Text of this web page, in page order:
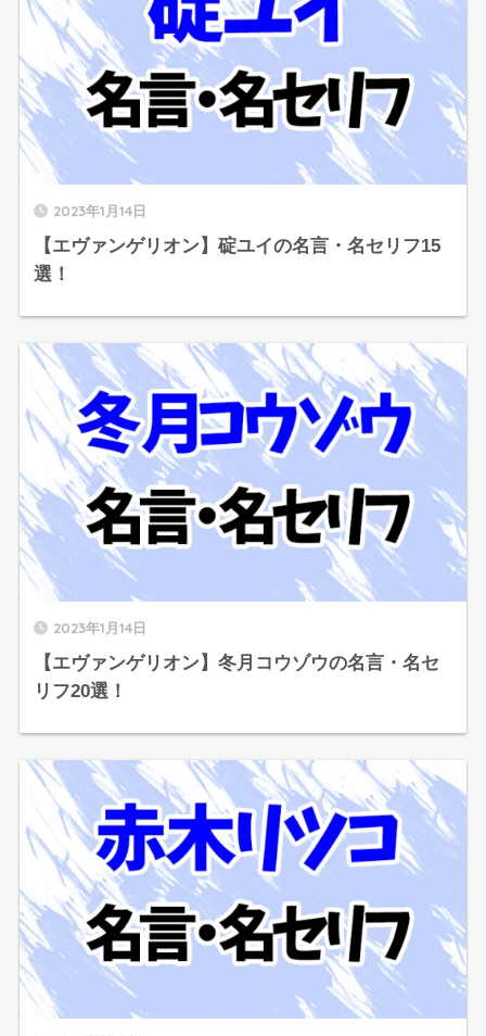
2023年1月14日
【エヴァンゲリオン】碇ユイの名言・名セリフ15
選！
2023年1月14日
【エヴァンゲリオン】冬月コウゾウの名言・名セ
リフ20選！